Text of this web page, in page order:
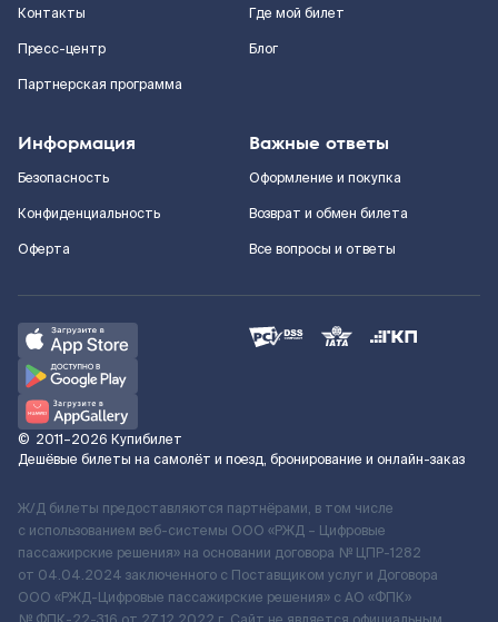
Контакты
Пресс-центр
Партнерская программа
Где мой билет
Блог
Информация
Безопасность
Конфиденциальность
Оферта
Важные ответы
Оформление и покупка
Возврат и обмен билета
Все вопросы и ответы
© 2011–2026 Купибилет
Дешёвые билеты на самолёт и поезд, бронирование и онлайн-заказ
Ж/Д билеты предоставляются партнёрами, в том числе
с использованием веб-системы ООО «РЖД – Цифровые
пассажирские решения» на основании договора № ЦПР-1282
от 04.04.2024 заключенного с Поставщиком услуг и Договора
ООО «РЖД-Цифровые пассажирские решения» c АО «ФПК»